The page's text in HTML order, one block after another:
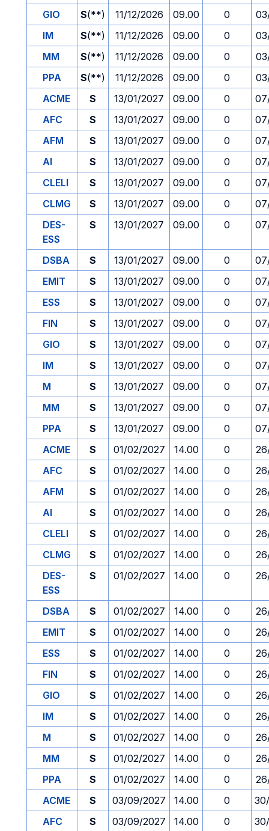
GIO
S(**) 11/12/2026 09.00 0
IM
S(**) 11/12/2026 09.00 0
MM
S(**) 11/12/2026 09.00 0
PPA
S(**) 11/12/2026 09.00 0
ACME
S 13/01/2027 09.00 0
AFC
S 13/01/2027 09.00 0
AFM
S 13/01/2027 09.00 0
AI
S 13/01/2027 09.00 0
CLELI
S 13/01/2027 09.00 0
CLMG
S 13/01/2027 09.00 0
DES-
ESS
S 13/01/2027 09.00 0
DSBA S 13/01/2027 09.00 0
EMIT
S 13/01/2027 09.00 0
ESS
S 13/01/2027 09.00 0
FIN
S 13/01/2027 09.00 0
GIO
S 13/01/2027 09.00 0
IM
S 13/01/2027 09.00 0
M
S 13/01/2027 09.00 0
MM
S 13/01/2027 09.00 0
PPA
S 13/01/2027 09.00 0
ACME
S 01/02/2027 14.00 0
AFC
S 01/02/2027 14.00 0
AFM
S 01/02/2027 14.00 0
AI
S 01/02/2027 14.00 0
CLELI
S 01/02/2027 14.00 0
CLMG
S 01/02/2027 14.00 0
DES-
ESS
S 01/02/2027 14.00 0
DSBA S 01/02/2027 14.00 0
EMIT
S 01/02/2027 14.00 0
ESS
S 01/02/2027 14.00 0
FIN
S 01/02/2027 14.00 0
GIO
S 01/02/2027 14.00 0
IM
S 01/02/2027 14.00 0
M
S 01/02/2027 14.00 0
MM
S 01/02/2027 14.00 0
PPA
S 01/02/2027 14.00 0
ACME
S 03/09/2027 14.00 0
AFC
S 03/09/2027 14.00 0